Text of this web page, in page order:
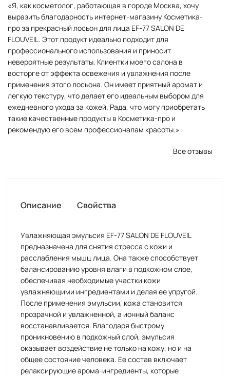
«Я, как косметолог, работающая в городе Москва, хочу
выразить благодарность интернет-магазину Косметика-
про за прекрасный лосьон для лица EF-77 SALON DE
FLOUVEIL. Этот продукт идеально подходит для
профессионального использования и приносит
невероятные результаты. Клиентки моего салона в
восторге от эффекта освежения и увлажнения после
применения этого лосьона. Он имеет приятный аромат и
легкую текстуру, что делает его идеальным выбором для
ежедневного ухода за кожей. Рада, что могу приобретать
такие качественные продукты в Косметика-про и
рекомендую его всем профессионалам красоты.»
Все отзывы
Описание Свойства
Увлажняющая эмульсия EF-77 SALON DE FLOUVEIL
предназначена для снятия стресса с кожи и
расслабления мышц лица. Она также способствует
балансированию уровня влаги в подкожном слое,
обеспечивая необходимые участки кожи
увлажняющими ингредиентами и делая ее упругой.
После применения эмульсии, кожа становится
прозрачной и увлажненной, а ионный баланс
восстанавливается. Благодаря быстрому
проникновению в подкожный слой, эмульсия
оказывает воздействие не только на кожу, но и на
общее состояние человека. Ее состав включает
релаксирующие арома-ингредиенты, которые